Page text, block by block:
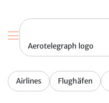
Aerotelegraph logo
Airlines Flughäfen